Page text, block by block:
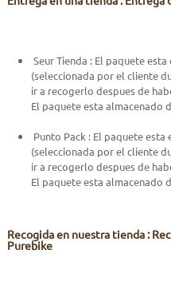
Seur Tienda : El paquete
(seleccionada por el cliente
ir a recogerlo despues de
El paquete esta almacenado
Punto Pack : El paquete
(seleccionada por el cliente
ir a recogerlo despues de
El paquete esta almacenado
Recogida en nuestra tienda :
Purebike